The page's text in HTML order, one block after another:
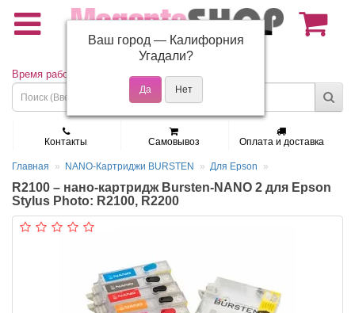
(495) 150-01-37
Время работы: Пн - Пт 9:30 - 19:00
Контакты Самовывоз Оплата и доставка
Главная NANO-Картриджи BURSTEN Для Epson
R2100 – нано-картридж Bursten-NANO 2 для Epson
Stylus Photo: R2100, R2200
Ваш город — Калифорния
Угадали?